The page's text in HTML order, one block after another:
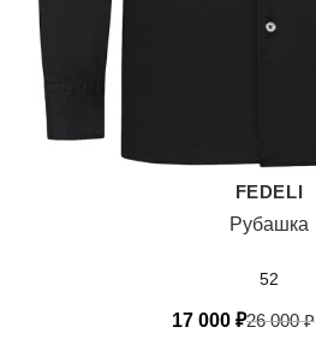
FEDELI
Рубашка
52
17 000 ₽26 000₽